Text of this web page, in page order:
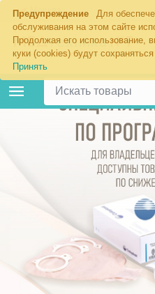
Предупреждение
Для
обслуживания на этом сайте
Продолжая его использование,
куки (cookies) будут
Принять
Москва